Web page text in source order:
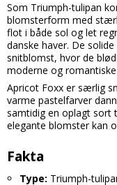
Som Triumph-tulipan
blomsterform med
flot i både sol og let
danske haver. De
snitblomst, hvor de
moderne og
Apricot Foxx er særlig
varme pastelfarver
samtidig en oplagt sort
elegante blomster kan
Fakta
Type: Triumph-